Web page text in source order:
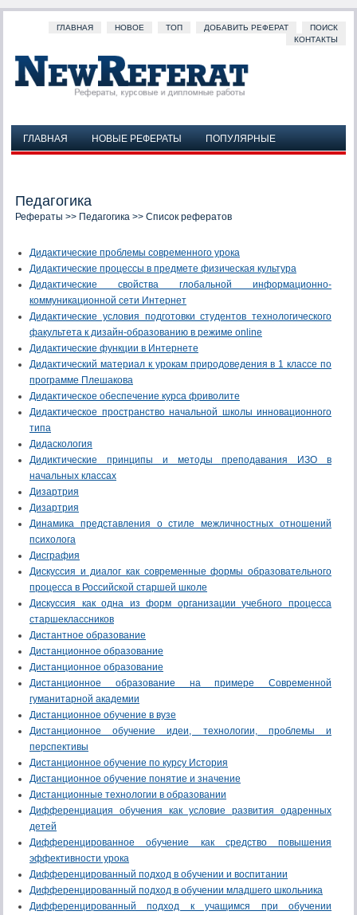
ГЛАВНАЯ НОВОЕ ТОП ДОБАВИТЬ РЕФЕРАТ
ПОИСК
КОНТАКТЫ
ГЛАВНАЯ НОВЫЕ РЕФЕРАТЫ
ПОПУЛЯРНЫЕ
Педагогика
Рефераты >> Педагогика >> Список рефератов
Дидактические проблемы современного урока
Дидактические процессы в предмете физическая культура
Дидактические свойства глобальной информационно-
коммуникационной сети Интернет
Дидактические условия подготовки студентов технологического
факультета к дизайн-образованию в режиме online
Дидактические функции в Интернете
Дидактический материал к урокам природоведения в 1 классе по
программе Плешакова
Дидактическое обеспечение курса фриволите
Дидактическое пространство начальной школы инновационного
типа
Дидаскология
Дидиктические принципы и методы преподавания ИЗО в
начальных классах
Дизартрия
Дизартрия
Динамика представления о стиле межличностных отношений
психолога
Дисграфия
Дискуссия и диалог как современные формы образовательного
процесса в Российской старшей школе
Дискуссия как одна из форм организации учебного процесса
старшеклассников
Дистантное образование
Дистанционное образование
Дистанционное образование
Дистанционное образование на примере Современной
гуманитарной академии
Дистанционное обучение в вузе
Дистанционное обучение идеи, технологии, проблемы и
перспективы
Дистанционное обучение по курсу История
Дистанционное обучение понятие и значение
Дистанционные технологии в образовании
Дифференциация обучения как условие развития одаренных
детей
Дифференцированное обучение как средство повышения
эффективности урока
Дифференцированный подход в обучении и воспитании
Дифференцированный подход в обучении младшего школьника
Дифференцированный подход к учащимся при обучении